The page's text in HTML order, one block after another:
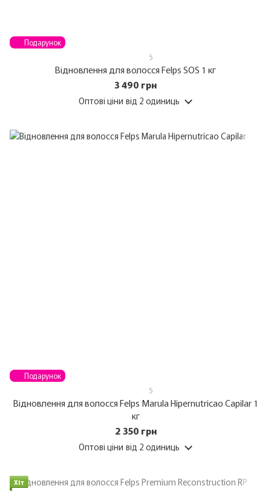
Подарунок
5
Відновлення для волосся Felps SOS 1 кг
3 490 грн
Оптові ціни від 2 одиниць
Подарунок
5
Відновлення для волосся Felps Marula Hipernutricao Capilar 1
кг
2 350 грн
Оптові ціни від 2 одиниць
Хіт